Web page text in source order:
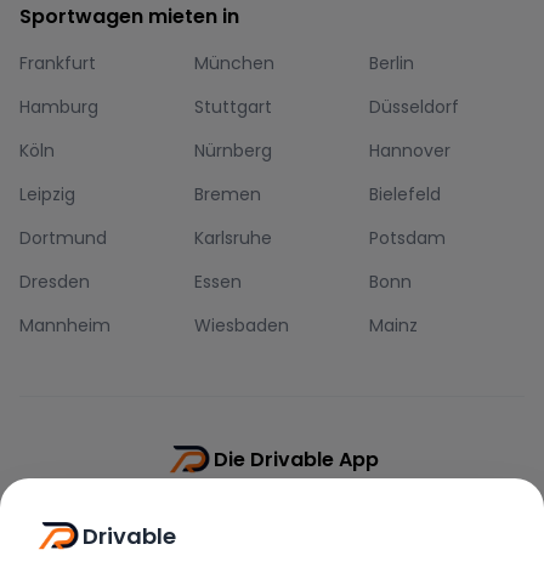
Sportwagen mieten in
Frankfurt München
Berlin
Hamburg
Stuttgart
Düsseldorf
Köln
Nürnberg
Hannover
Leipzig
Bremen
Bielefeld
Dortmund
Karlsruhe
Potsdam
Dresden
Essen
Bonn
Mannheim
Wiesbaden Mainz
Die Drivable App
Drivable